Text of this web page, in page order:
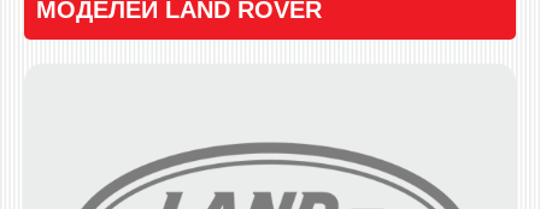
МОДЕЛЕЙ LAND ROVER